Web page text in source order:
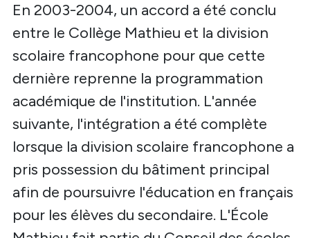
En 2003-2004, un accord a été conclu
entre le Collège Mathieu et la division
scolaire francophone pour que cette
dernière reprenne la programmation
académique de l'institution. L'année
suivante, l'intégration a été complète
lorsque la division scolaire francophone a
pris possession du bâtiment principal
afin de poursuivre l'éducation en français
pour les élèves du secondaire. L'École